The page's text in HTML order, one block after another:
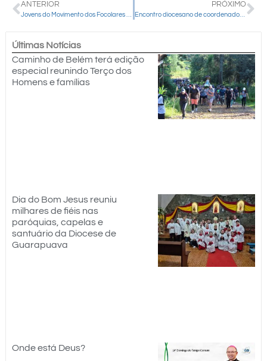
ANTERIOR
Jovens do Movimento dos Focolares participam de encontro em Guarapuava
PRÓXIMO
Encontro diocesano de coordenadores da Catequese contou com a presença de dom Amilton
Últimas Notícias
Caminho de Belém terá edição
especial reunindo Terço dos
Homens e famílias
Dia do Bom Jesus reuniu
milhares de fiéis nas
paróquias, capelas e
santuário da Diocese de
Guarapuava
Onde está Deus?